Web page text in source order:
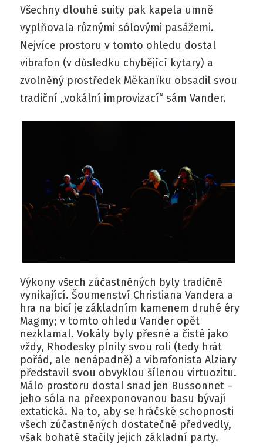
Všechny dlouhé suity pak kapela umně
vyplňovala různými sólovými pasážemi.
Nejvíce prostoru v tomto ohledu dostal
vibrafon (v důsledku chybějící kytary) a
zvolněný prostředek Mëkanïku obsadil svou
tradiční „vokální improvizací“ sám Vander.
Výkony všech zúčastněných byly tradičně
vynikající. Šoumenství Christiana Vandera a
hra na bicí je základním kamenem druhé éry
Magmy; v tomto ohledu Vander opět
nezklamal. Vokály byly přesné a čisté jako
vždy, Rhodesky plnily svou roli (tedy hrát
pořád, ale nenápadně) a vibrafonista Alziary
představil svou obvyklou šílenou virtuozitu.
Málo prostoru dostal snad jen Bussonnet –
jeho sóla na přeexponovanou basu bývají
extatická. Na to, aby se hráčské schopnosti
všech zúčastněných dostatečně předvedly,
však bohatě stačily jejich základní party.